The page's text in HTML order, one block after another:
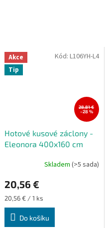
Akce
Tip
28,81 €
–28 %
Hotové kusové záclony -
Eleonora 400x160 cm
Skladem (>5 sada)
20,56 €
Měrná
cena:
20,56 € / 1 ks
Do košíku
Kód: L106YH-L4